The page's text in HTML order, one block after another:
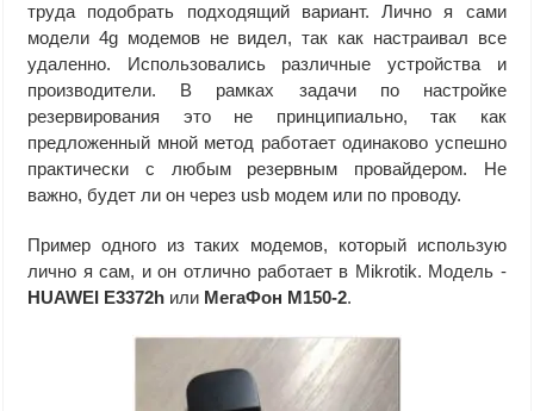
труда подобрать подходящий вариант. Лично я сами
модели 4g модемов не видел, так как настраивал все
удаленно. Использовались различные устройства и
производители. В рамках задачи по настройке
резервирования это не принципиально, так как
предложенный мной метод работает одинаково успешно
практически с любым резервным провайдером. Не
важно, будет ли он через usb модем или по проводу.
Пример одного из таких модемов, который использую
лично я сам, и он отлично работает в Mikrotik. Модель -
HUAWEI E3372h или МегаФон M150-2.